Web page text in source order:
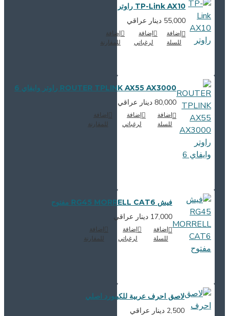
TP-Link AX10 راوتر
55,000 دينار عراقي
اضافة
للسلة
إضافة
لرغباتي
اضافة
للمقارنة
ROUTER TPLINK AX55 AX3000 راوتر وايفاي 6
80,000 دينار عراقي
اضافة
إضافة
لرغباتي
للمقارنة
فيش RG45 MORRELL CAT6 مفتوح
17,000 دينار عراقي
اضافة
إضافة
لرغباتي
للمقارنة
لاصق احرف عربية للكيبورد اصلي
2,500 دينار عراقي